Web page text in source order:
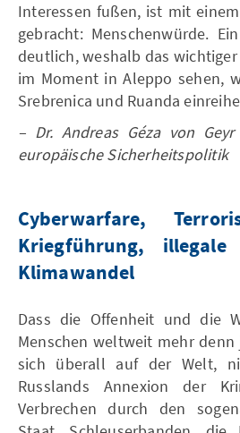
Interessen fußen, ist mit
gebracht: Menschenwürde.
deutlich, weshalb das wichtiger
im Moment in Aleppo sehen,
Srebrenica und Ruanda
– Dr. Andreas Géza von
europäische Sicherheitspolitik
Cyberwarfare,
Kriegführung,
Klimawandel
Dass die Offenheit und die
Menschen weltweit mehr
sich überall auf der Welt,
Russlands Annexion der
Verbrechen durch den